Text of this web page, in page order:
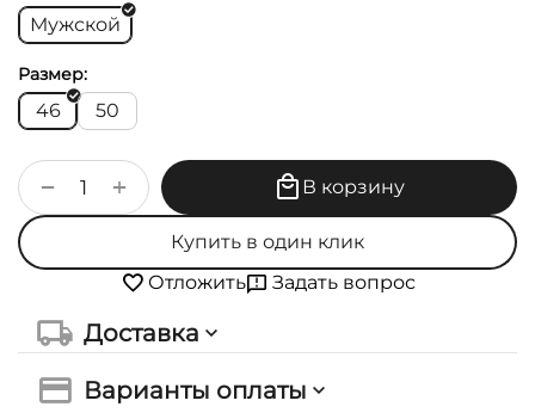
Мужской
Размер:
46 50
+
− В корзину
Купить в один клик
Отложить
Задать вопрос
Доставка
Варианты оплаты